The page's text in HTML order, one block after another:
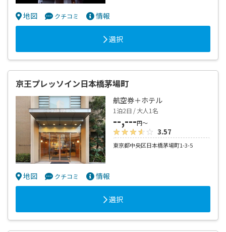
地図 クチコミ 情報
選択
京王プレッソイン日本橋茅場町
航空券＋ホテル
1泊2日 / 大人1名
--,---円～
3.57
東京都中央区日本橋茅場町1-3-5
地図 クチコミ 情報
選択